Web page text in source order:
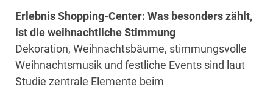
Erlebnis Shopping-Center: Was besonders zählt,
ist die weihnachtliche Stimmung
Dekoration, Weihnachtsbäume, stimmungsvolle
Weihnachtsmusik und festliche Events sind laut
Studie zentrale Elemente beim